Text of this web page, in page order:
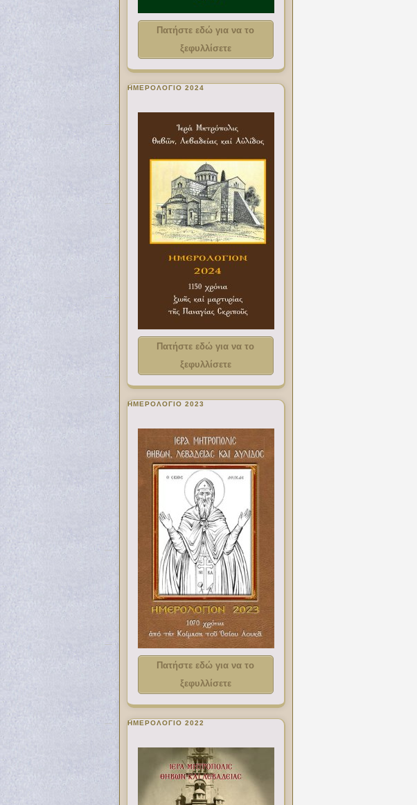
Πατήστε εδώ για να το
ξεφυλλίσετε
ΗΜΕΡΟΛΟΓΙΟ 2024
Πατήστε εδώ για να το
ξεφυλλίσετε
ΗΜΕΡΟΛΟΓΙΟ 2023
Πατήστε εδώ για να το
ξεφυλλίσετε
ΗΜΕΡΟΛΟΓΙΟ 2022